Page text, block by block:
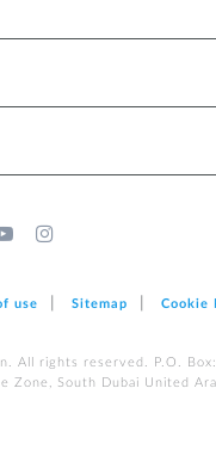
use Sitemap Cookie
All rights reserved. P.O.
Zone, South Dubai United